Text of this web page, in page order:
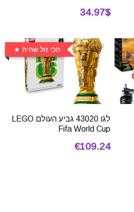
34.97$
הכי זול שהיה
לגו 43020 גביע העולם LEGO
Fifa World Cup
€109.24